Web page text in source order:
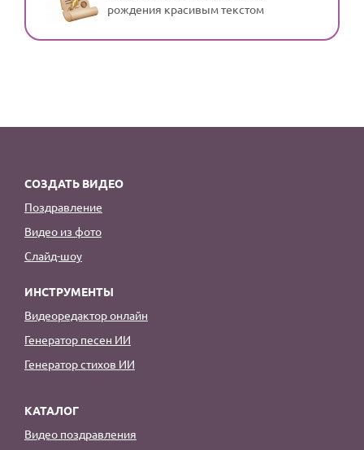
рождения красивым текстом
СОЗДАТЬ ВИДЕО
Поздравление
Видео из фото
Слайд-шоу
ИНСТРУМЕНТЫ
Видеоредактор онлайн
Генератор песен ИИ
Генератор стихов ИИ
КАТАЛОГ
Видео поздравления